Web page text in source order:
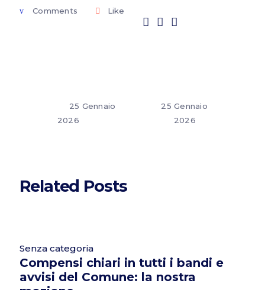
Comments Like
25 Gennaio
2026
25 Gennaio
2026
Related Posts
Senza categoria
Compensi chiari in tutti i bandi e
avvisi del Comune: la nostra